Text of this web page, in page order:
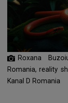
Roxana
Romania, reality
Kanal D Romania